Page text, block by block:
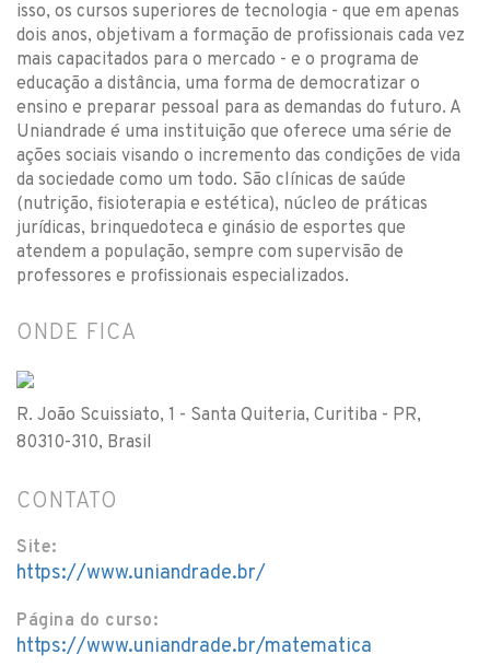
isso, os cursos superiores de tecnologia - que em apenas
dois anos, objetivam a formação de profissionais cada vez
mais capacitados para o mercado - e o programa de
educação a distância, uma forma de democratizar o
ensino e preparar pessoal para as demandas do futuro. A
Uniandrade é uma instituição que oferece uma série de
ações sociais visando o incremento das condições de vida
da sociedade como um todo. São clínicas de saúde
(nutrição, fisioterapia e estética), núcleo de práticas
jurídicas, brinquedoteca e ginásio de esportes que
atendem a população, sempre com supervisão de
professores e profissionais especializados.
ONDE FICA
R. João Scuissiato, 1 - Santa Quiteria, Curitiba - PR,
80310-310, Brasil
CONTATO
Site:
https://www.uniandrade.br/
Página do curso:
https://www.uniandrade.br/matematica